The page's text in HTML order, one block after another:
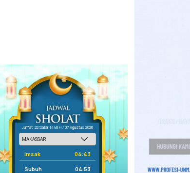
Jum'at, 22 Safar 1448 H / 07 Agustus 2026
Imsak 04:43
Subuh 04:53